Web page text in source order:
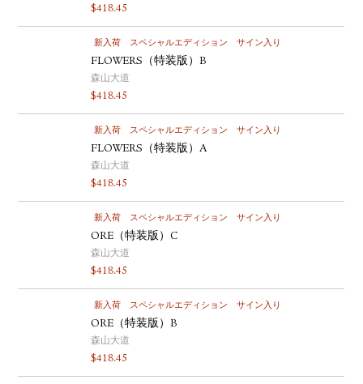
$418.45
新入荷 スペシャルエディション サイン入り
FLOWERS（特装版）B
森山大道
$418.45
新入荷 スペシャルエディション サイン入り
FLOWERS（特装版）A
森山大道
$418.45
新入荷 スペシャルエディション サイン入り
ORE（特装版）C
森山大道
$418.45
新入荷 スペシャルエディション サイン入り
ORE（特装版）B
森山大道
$418.45